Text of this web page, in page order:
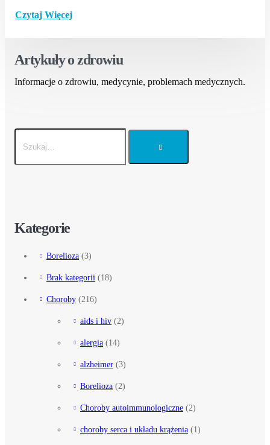
Czytaj Więcej
Artykuły o zdrowiu
Informacje o zdrowiu, medycynie, problemach medycznych.
Kategorie
Borelioza (3)
Brak kategorii (18)
Choroby (216)
aids i hiv (2)
alergia (14)
alzheimer (3)
Borelioza (2)
Choroby autoimmunologiczne (2)
choroby serca i układu krążenia (1)